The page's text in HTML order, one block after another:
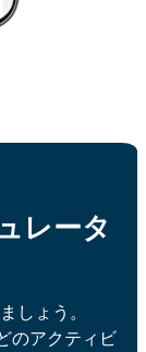
レータ
しょう。
のアクティビ